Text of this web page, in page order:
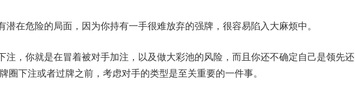
潜在危险的局面，因为你持有一手很难放弃的强牌，很容易陷入大麻烦中。
注，你就是在冒着被对手加注，以及做大彩池的风险，而且你还不确定自己是领先还
圈下注或者过牌之前，考虑对手的类型是至关重要的一件事。